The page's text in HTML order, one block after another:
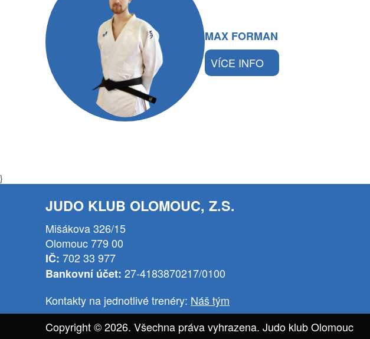
MAX FORMAN
VÍCE INFO
}
JUDO KLUB OLOMOUC, Z.S.
Mišákova 326/15
Olomouc 779 00
IČ: 702 33 977
Bankovní účet: 27-4183870217/0100
Kontakty na jednotlivé trenéry: Náš tým
Copyright © 2026. Všechna práva vyhrazena. Judo klub Olomouc